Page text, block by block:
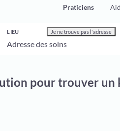
Praticiens
LIEU Je ne trouve pas l'adresse
pour trouver un